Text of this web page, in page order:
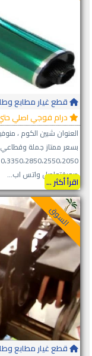
قطع غيار مطابع
درام فوجي اصلي حتي
بسعر ممتاز جملة
صورةتواصل واتس اب...
اقرأ أكثر ...
السوق
قطع غيار مطابع